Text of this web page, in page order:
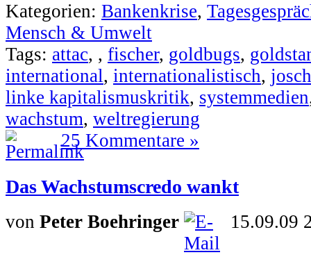
Kategorien: Bankenkrise,
Mensch & Umwelt
Tags: attac, , fischer, goldbugs,
international, internationalistisch,
linke kapitalismuskritik, systemmedien
wachstum, weltregierung
25 Kommentare »
Das Wachstumscredo wankt
von Peter Boehringer 15.09.09